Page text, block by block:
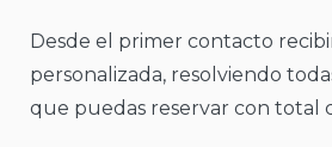
Desde el primer contacto
personalizada, resolviendo
que puedas reservar con total